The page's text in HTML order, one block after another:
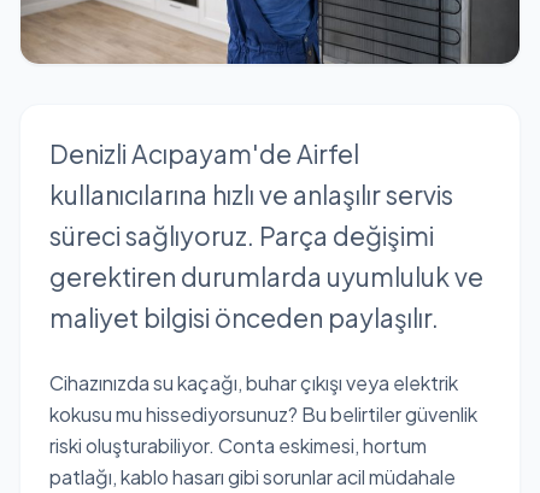
Denizli Acıpayam'de Airfel
kullanıcılarına hızlı ve anlaşılır servis
süreci sağlıyoruz. Parça değişimi
gerektiren durumlarda uyumluluk ve
maliyet bilgisi önceden paylaşılır.
Cihazınızda su kaçağı, buhar çıkışı veya elektrik
kokusu mu hissediyorsunuz? Bu belirtiler güvenlik
riski oluşturabiliyor. Conta eskimesi, hortum
patlağı, kablo hasarı gibi sorunlar acil müdahale